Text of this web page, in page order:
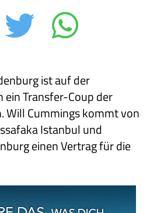
ist auf der
Transfer-Coup der
Will Cummings kommt von
Istanbul und
einen Vertrag für die